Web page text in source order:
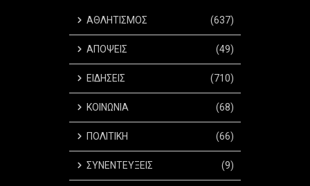
ΑΘΛΗΤΙΣΜΟΣ (637)
ΑΠΟΨΕΙΣ (49)
ΕΙΔΗΣΕΙΣ (710)
ΚΟΙΝΩΝΙΑ (68)
ΠΟΛΙΤΙΚΗ (66)
ΣΥΝΕΝΤΕΥΞΕΙΣ (9)